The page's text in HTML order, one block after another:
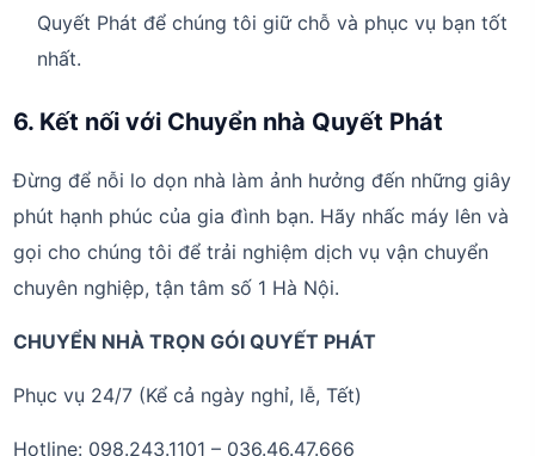
Quyết Phát để chúng tôi giữ chỗ và phục vụ bạn tốt
nhất.
6. Kết nối với Chuyển nhà Quyết Phát
Đừng để nỗi lo dọn nhà làm ảnh hưởng đến những giây
phút hạnh phúc của gia đình bạn. Hãy nhấc máy lên và
gọi cho chúng tôi để trải nghiệm dịch vụ vận chuyển
chuyên nghiệp, tận tâm số 1 Hà Nội.
CHUYỂN NHÀ TRỌN GÓI QUYẾT PHÁT
Phục vụ 24/7 (Kể cả ngày nghỉ, lễ, Tết)
Hotline: 098.243.1101 – 036.46.47.666